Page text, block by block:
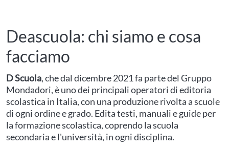
Deascuola: chi siamo e cosa
facciamo
D Scuola, che dal dicembre 2021 fa parte del Gruppo
Mondadori, è uno dei principali operatori di editoria
scolastica in Italia, con una produzione rivolta a scuole
di ogni ordine e grado. Edita testi, manuali e guide per
la formazione scolastica, coprendo la scuola
secondaria e l'università, in ogni disciplina.